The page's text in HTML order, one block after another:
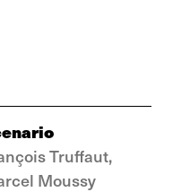
Truffaut,
Moussy